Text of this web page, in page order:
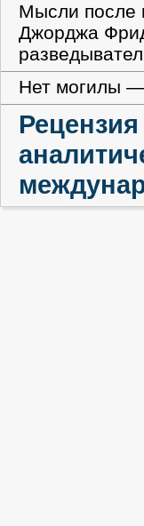
Мысли после
Джорджа
Нет могилы